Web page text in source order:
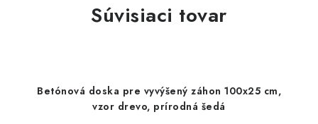
Súvisiaci tovar
Betónová doska pre vyvýšený záhon 100x25 cm,
vzor drevo, prírodná šedá